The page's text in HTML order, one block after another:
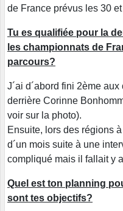
de France prévus les 30
Tu es qualifiée pour la
les championnats de
parcours?
J´ai d´abord fini 2ème
derrière Corinne
voir sur la photo).
Ensuite, lors des régions
d´un mois suite à une
compliqué mais il fallait y
Quel est ton planning
sont tes objectifs?